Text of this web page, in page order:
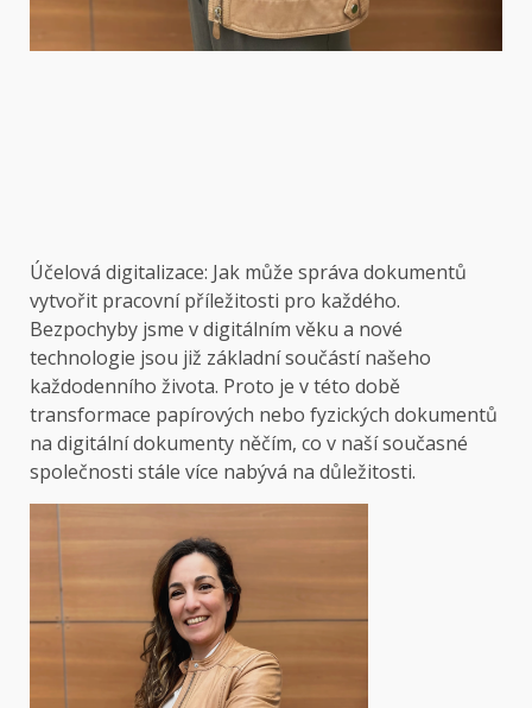
Účelová digitalizace: Jak může správa dokumentů
vytvořit pracovní příležitosti pro každého.
Bezpochyby jsme v digitálním věku a nové
technologie jsou již základní součástí našeho
každodenního života. Proto je v této době
transformace papírových nebo fyzických dokumentů
na digitální dokumenty něčím, co v naší současné
společnosti stále více nabývá na důležitosti.